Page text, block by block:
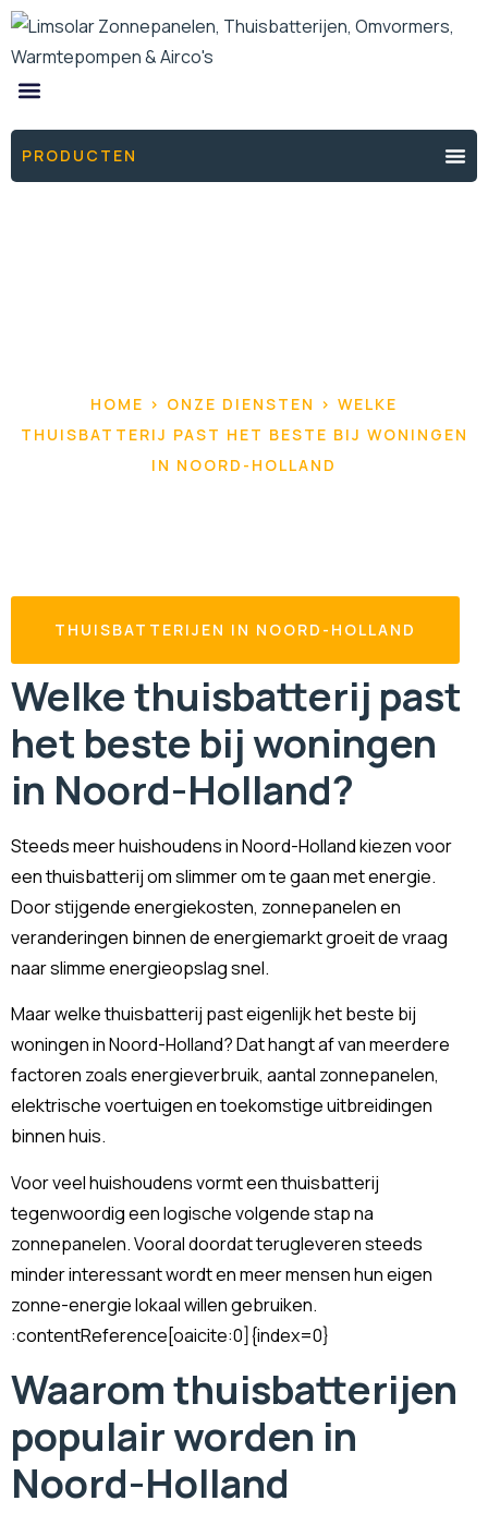
PRODUCTEN
HOME > ONZE DIENSTEN > WELKE
THUISBATTERIJ PAST HET BESTE BIJ WONINGEN
IN NOORD-HOLLAND
THUISBATTERIJEN IN NOORD-HOLLAND
Welke thuisbatterij past
het beste bij woningen
in Noord-Holland?
Steeds meer huishoudens in Noord-Holland kiezen voor
een thuisbatterij om slimmer om te gaan met energie.
Door stijgende energiekosten, zonnepanelen en
veranderingen binnen de energiemarkt groeit de vraag
naar slimme energieopslag snel.
Maar welke thuisbatterij past eigenlijk het beste bij
woningen in Noord-Holland? Dat hangt af van meerdere
factoren zoals energieverbruik, aantal zonnepanelen,
elektrische voertuigen en toekomstige uitbreidingen
binnen huis.
Voor veel huishoudens vormt een thuisbatterij
tegenwoordig een logische volgende stap na
zonnepanelen. Vooral doordat terugleveren steeds
minder interessant wordt en meer mensen hun eigen
zonne-energie lokaal willen gebruiken.
:contentReference[oaicite:0]{index=0}
Waarom thuisbatterijen
populair worden in
Noord-Holland